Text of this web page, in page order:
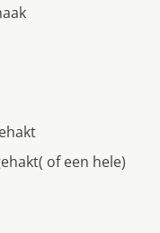
of een hele)